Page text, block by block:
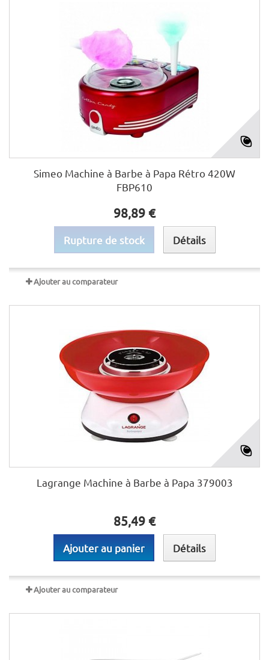
Simeo Machine à Barbe à Papa Rétro 420W
FBP610
98,89 €
Rupture de stock Détails
Ajouter au comparateur
Lagrange Machine à Barbe à Papa 379003
85,49 €
Ajouter au panier Détails
Ajouter au comparateur